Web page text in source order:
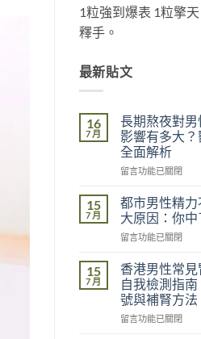
1粒強到爆表 1粒擎
釋手。
最新貼文
16
7 月
長期熬夜對男
影響有多大
全面解析
在
期
熬
夜
對
性
功
能
的
影
留言功能已關閉
15
7 月
都市男性精力
大原因：你中
在
市
男
性
精
力
留言功能已關閉
15
7 月
香港男性常
自我檢測指
號與補腎方法
在
留言功能已關閉